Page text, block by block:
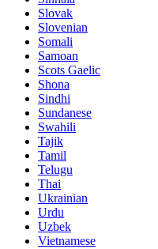
Slovak
Slovenian
Somali
Samoan
Scots Gaelic
Shona
Sindhi
Sundanese
Swahili
Tajik
Tamil
Telugu
Thai
Ukrainian
Urdu
Uzbek
Vietnamese